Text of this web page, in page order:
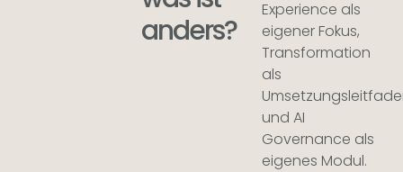
anders?
Experience als
eigener Fokus,
Transformation
als
und AI
Governance als
eigenes Modul.